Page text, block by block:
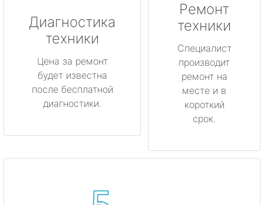
Диагностика
техники
Цена за ремонт
будет известна
после бесплатной
диагностики.
Ремонт
техники
Специалист
производит
ремонт на
месте и в
короткий
срок.